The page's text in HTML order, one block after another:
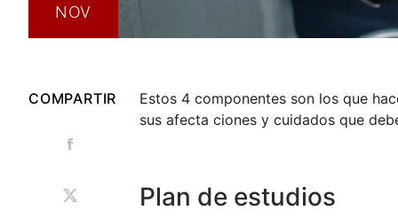
NOV
COMPARTIR
Estos 4 componentes son los que
sus afecta ciones y cuidados que
Plan de estudios